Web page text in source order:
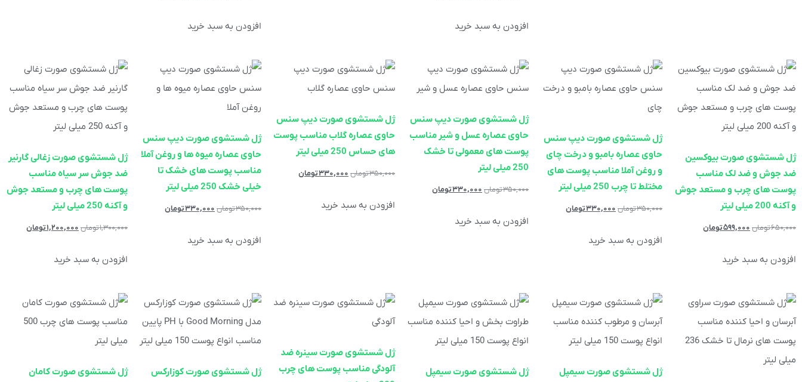
افزودن به سبد خرید افزودن به سبد خرید
ژل شستشوی صورت بیوکسین
ضد جوش و ضد لک مناسب
پوست های چرب و مستعد جوش
و آکنه 200 میلی لیتر
۶۵۰,۰۰۰تومان ۵۹۹,۰۰۰تومان
افزودن به سبد خرید
ژل شستشوی صورت دیپ سنس
حاوی عصاره بامبو و درخت چای
و روغن آملا مناسب پوست های
مختلط تا چرب 250 میلی لیتر
۳۵۰,۰۰۰تومان ۳۳۰,۰۰۰تومان
افزودن به سبد خرید
ژل شستشوی صورت دیپ سنس
حاوی عصاره عسل و شیر مناسب
پوست های معمولی تا خشک
250 میلی لیتر
۳۵۰,۰۰۰تومان ۳۳۰,۰۰۰تومان
افزودن به سبد خرید
ژل شستشوی صورت دیپ سنس
حاوی عصاره گلاب مناسب پوست
های حساس 250 میلی لیتر
۳۵۰,۰۰۰تومان ۳۳۰,۰۰۰تومان
افزودن به سبد خرید
ژل شستشوی صورت دیپ سنس
حاوی عصاره میوه ها و روغن آملا
مناسب پوست های خشک تا
خیلی خشک 250 میلی لیتر
۳۵۰,۰۰۰تومان ۳۳۰,۰۰۰تومان
افزودن به سبد خرید
ژل شستشوی صورت زغالی گارنیر
ضد جوش سر سیاه مناسب
پوست های چرب و مستعد جوش
و آکنه 250 میلی لیتر
۱,۳۰۰,۰۰۰تومان ۱,۲۰۰,۰۰۰تومان
افزودن به سبد خرید
ژل شستشوی صورت سیمپل
ژل شستشوی صورت سیمپل
ژل شستشوی صورت سینره ضد
آلودگی مناسب پوست های چرب
ژل شستشوی صورت كوزاركس
ژل شستشوی صورت کامان